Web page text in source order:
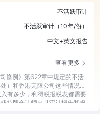
不活跃审计
不活跃审计（10年/份）
中文+英文报告
查看更多
條例》第622章中规定的不活
）和香港无限公司这些情况可
有多少，利得税报税表都需要
持牌会计师出具审计报告和报